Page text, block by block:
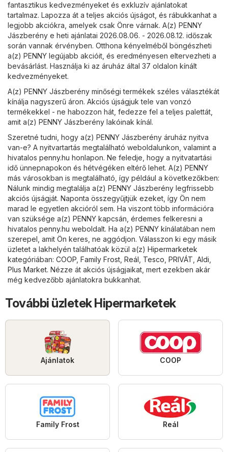
fantasztikus kedvezményeket és exkluzív ajánlatokat
tartalmaz. Lapozza át a teljes akciós újságot, és rábukkanhat a
legjobb akciókra, amelyek csak Önre várnak. A(z) PENNY
Jászberény e heti ajánlatai 2026.08.06. - 2026.08.12. időszak
során vannak érvényben. Otthona kényelméből böngészheti
a(z) PENNY legújabb akcióit, és eredményesen eltervezheti a
bevásárlást. Használja ki az áruház által 37 oldalon kínált
kedvezményeket.
A(z) PENNY Jászberény minőségi termékek széles választékát
kínálja nagyszerű áron. Akciós újságjuk tele van vonzó
termékekkel - ne habozzon hát, fedezze fel a teljes palettát,
amit a(z) PENNY Jászberény lakóinak kínál.
Szeretné tudni, hogy a(z) PENNY Jászberény áruház nyitva
van-e? A nyitvartartás megtalálható weboldalunkon, valamint a
hivatalos penny.hu honlapon. Ne feledje, hogy a nyitvatartási
idő ünnepnapokon és hétvégéken eltérő lehet. A(z) PENNY
más városokban is megtalálható, így például a következőkben:
Nálunk mindig megtalálja a(z) PENNY Jászberény legfrissebb
akciós újságját. Naponta összegyűjtjük ezeket, így Ön nem
marad le egyetlen akcióról sem. Ha viszont több információra
van szüksége a(z) PENNY kapcsán, érdemes felkeresni a
hivatalos penny.hu weboldalt. Ha a(z) PENNY kínálatában nem
szerepel, amit Ön keres, ne aggódjon. Válasszon ki egy másik
üzletet a lakhelyén találhatóak közül a(z) Hipermarketek
kategóriában: COOP Family Frost Reál Tesco PRIVÁT Aldi
Plus Market. Nézze át akciós újságjaikat, mert ezekben akár
még kedvezőbb ajánlatokra bukkanhat.
További üzletek Hipermarketek
Ajánlatok COOP
Family Frost Reál